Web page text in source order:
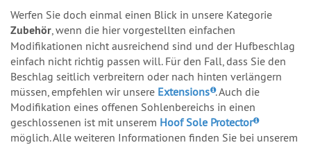
Werfen Sie doch einmal einen Blick in unsere Kategorie
Zubehör, wenn die hier vorgestellten einfachen
Modifikationen nicht ausreichend sind und der Hufbeschlag
einfach nicht richtig passen will. Für den Fall, dass Sie den
Beschlag seitlich verbreitern oder nach hinten verlängern
müssen, empfehlen wir unsere Extensions . Auch die
Modifikation eines offenen Sohlenbereichs in einen
geschlossenen ist mit unserem Hoof Sole Protector
möglich. Alle weiteren Informationen finden Sie bei unserem